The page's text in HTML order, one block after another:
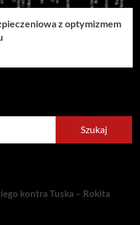
z optymizmem
Szukaj
kontra Tuska – Rokita